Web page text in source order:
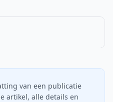
van een publicatie
artikel, alle details en